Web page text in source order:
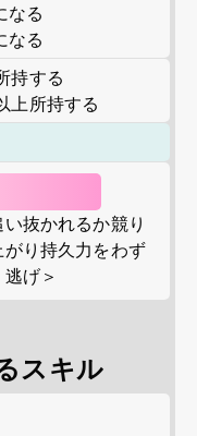
なる
なる
持する
上所持する
抜かれるか競り
り持久力をわず
げ＞
スキル